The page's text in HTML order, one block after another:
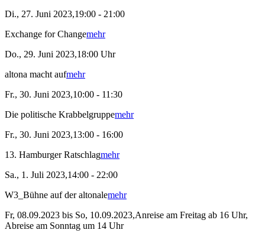
Di., 27. Juni 2023,19:00 - 21:00
Exchange for Changemehr
Do., 29. Juni 2023,18:00 Uhr
altona macht aufmehr
Fr., 30. Juni 2023,10:00 - 11:30
Die politische Krabbelgruppemehr
Fr., 30. Juni 2023,13:00 - 16:00
13. Hamburger Ratschlagmehr
Sa., 1. Juli 2023,14:00 - 22:00
W3_Bühne auf der altonalemehr
Fr, 08.09.2023 bis So, 10.09.2023,Anreise am Freitag ab 16 Uhr,
Abreise am Sonntag um 14 Uhr